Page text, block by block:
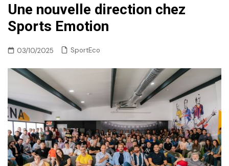
Une nouvelle direction chez
Sports Emotion
03/10/2025 SportEco